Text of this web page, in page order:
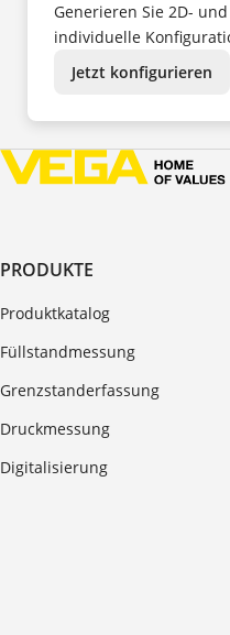
NO
PL
PT
TR
UK
Generieren Sie 2D-
individuelle
Jetzt konfigurieren
PRODUKTE
Produktkatalog
Füllstandmessung
Grenzstanderfassung
Druckmessung
Digitalisierung